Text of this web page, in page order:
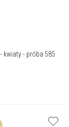
kwiaty - próba 585